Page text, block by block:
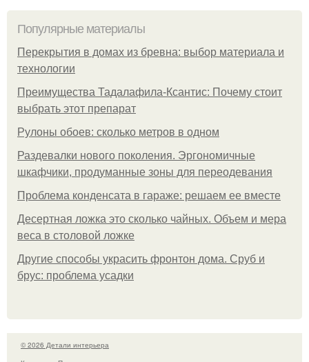
Популярные материалы
Перекрытия в домах из бревна: выбор материала и
технологии
Преимущества Тадалафила-Ксантис: Почему стоит
выбрать этот препарат
Рулоны обоев: сколько метров в одном
Раздевалки нового поколения. Эргономичные
шкафчики, продуманные зоны для переодевания
Проблема конденсата в гараже: решаем ее вместе
Десертная ложка это сколько чайных. Объем и мера
веса в столовой ложке
Другие способы украсить фронтон дома. Сруб и
брус: проблема усадки
© 2026 Детали интерьера